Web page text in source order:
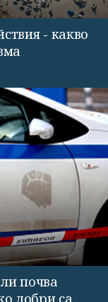
- какво
почва